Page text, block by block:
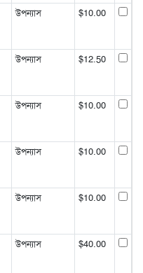
উপন্যাস $10.00
উপন্যাস $12.50
উপন্যাস $10.00
উপন্যাস $10.00
উপন্যাস $10.00
উপন্যাস $40.00